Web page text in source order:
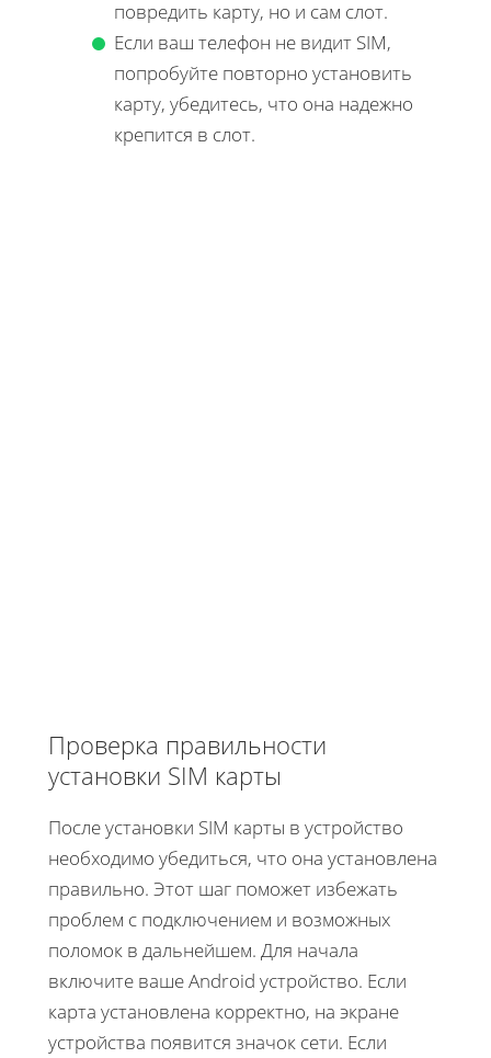
повредить карту, но и сам слот.
Если ваш телефон не видит SIM,
попробуйте повторно установить
карту, убедитесь, что она надежно
крепится в слот.
Проверка правильности
установки SIM карты
После установки SIM карты в устройство
необходимо убедиться, что она установлена
правильно. Этот шаг поможет избежать
проблем с подключением и возможных
поломок в дальнейшем. Для начала
включите ваше Android устройство. Если
карта установлена корректно, на экране
устройства появится значок сети. Если